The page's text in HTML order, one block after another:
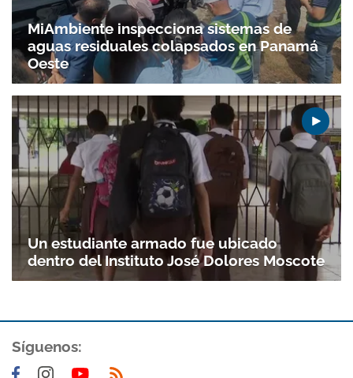
MiAmbiente inspecciona sistemas de
aguas residuales colapsados en Panamá
Oeste
Un estudiante armado fue ubicado
dentro del Instituto José Dolores Moscote
Síguenos: